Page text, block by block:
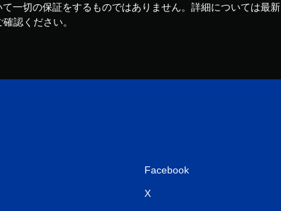
一切の保証をするものではありません。詳細については最新
認ください。
Facebook
X